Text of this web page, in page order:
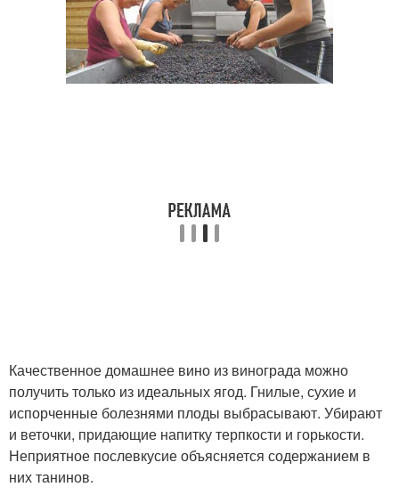
Качественное домашнее вино из винограда можно
получить только из идеальных ягод. Гнилые, сухие и
испорченные болезнями плоды выбрасывают. Убирают
и веточки, придающие напитку терпкости и горькости.
Неприятное послевкусие объясняется содержанием в
них танинов.